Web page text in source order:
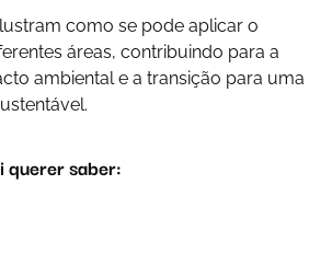
como se pode aplicar o
áreas, contribuindo para a
ambiental e a transição para uma
querer saber: